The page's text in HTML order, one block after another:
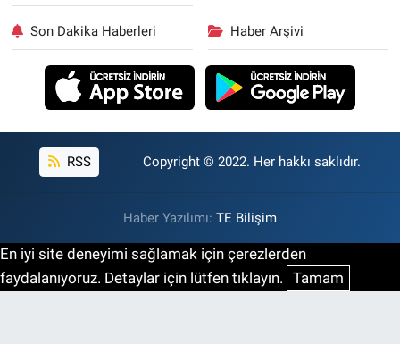
Son Dakika Haberleri Haber Arşivi
RSS Copyright © 2022. Her hakkı saklıdır.
Haber Yazılımı: TE Bilişim
En iyi site deneyimi sağlamak için çerezlerden
faydalanıyoruz. Detaylar için lütfen tıklayın. Tamam